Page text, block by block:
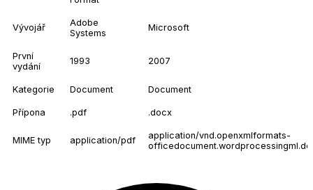
Vývojář
Adobe
Systems
Microsoft
První
vydání
1993 2007
Kategorie Document Document
Přípona .pdf .docx
MIME typ application/pdf
application/vnd.openxmlformats-